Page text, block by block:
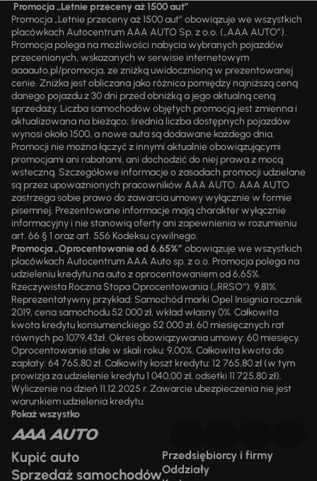
Promocja „Letnie przeceny aż 1500 aut”
Promocja „Letnie przeceny aż 1500 aut” obowiązuje we wszystkich
placówkach Autocentrum AAA AUTO Sp. z o.o. („AAA AUTO”).
Promocja polega na możliwości nabycia wybranych pojazdów
przecenionych, wskazanych w serwisie internetowym
aaaauto.pl/promocja, ze zniżką uwidocznioną w prezentowanej
cenie. Zniżka jest obliczana jako różnica pomiędzy najniższą ceną
danego pojazdu z 30 dni przed obniżką a jego aktualną ceną
sprzedaży. Liczba samochodów objętych promocją jest zmienna i
aktualizowana na bieżąco; średnia liczba dostępnych pojazdów
wynosi około 1500, a nowe auta są dodawane każdego dnia.
Promocji nie można łączyć z innymi aktualnie obowiązującymi
promocjami ani rabatami, ani dochodzić do niej prawa z mocą
wsteczną. Szczegółowe informacje o zasadach promocji udzielane
są przez upoważnionych pracowników AAA AUTO. AAA AUTO
zastrzega sobie prawo do zawarcia umowy wyłącznie w formie
pisemnej. Prezentowane informacje mają charakter wyłącznie
informacyjny i nie stanowią oferty ani zapewnienia w rozumieniu
art. 66 § 1 oraz art. 556 Kodeksu cywilnego.
Promocja „Oprocentowanie od 6,65%” obowiązuje we wszystkich
placówkach Autocentrum AAA Auto sp. z o.o. Promocja polega na
udzieleniu kredytu na auto z oprocentowaniem od 6,65%.
Rzeczywista Roczna Stopa Oprocentowania („RRSO“): 9,81%.
Reprezentatywny przykład: Samochód marki Opel Insignia rocznik
2019, cena samochodu 52 000 zł, wkład własny 0%. Całkowita
kwota kredytu konsumenckiego 52 000 zł, 60 miesięcznych rat
równych po 1079,43zł. Okres obowiązywania umowy: 60 miesięcy.
Oprocentowanie stałe w skali roku: 9,00%. Całkowita kwota do
zapłaty: 64 765,80 zł. Całkowity koszt kredytu: 12 765,80 zł (w tym
prowizja za udzielenie kredytu 1 040,00 zł, odsetki 11 725,80 zł).
Wyliczenie na dzień 11.12.2025 r. Zawarcie ubezpieczenia nie jest
warunkiem udzielenia kredytu.
Pokaż wszystko
Kupić auto
Sprzedaż samochodów
Przedsiębiorcy i firmy
Oddziały